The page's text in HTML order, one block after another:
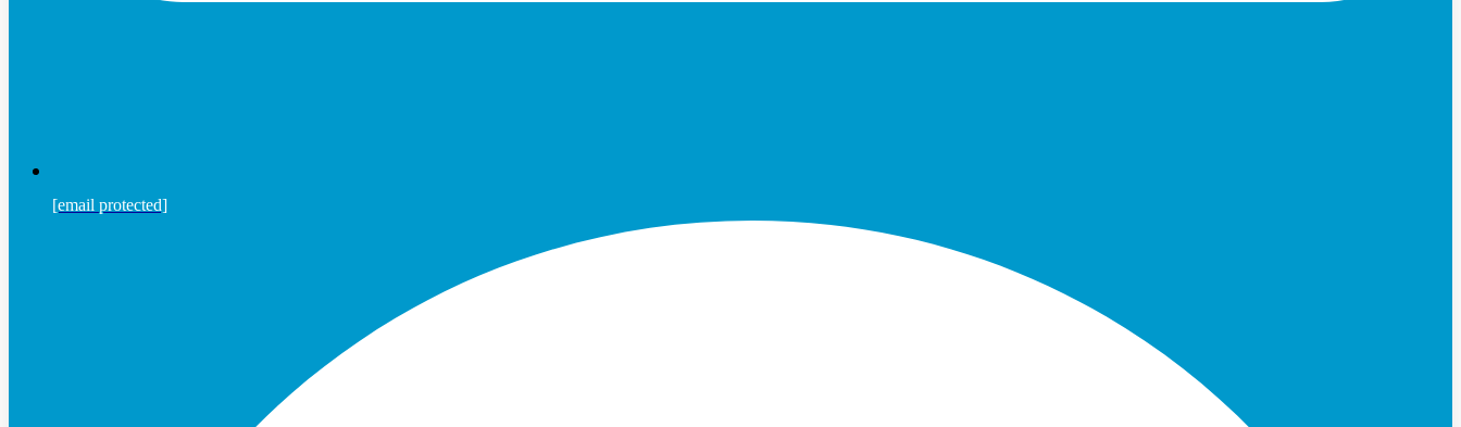
[email protected]